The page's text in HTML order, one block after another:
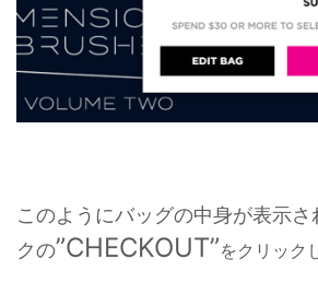
このようにバッグの中身が表示
クの”CHECKOUT”をクリック